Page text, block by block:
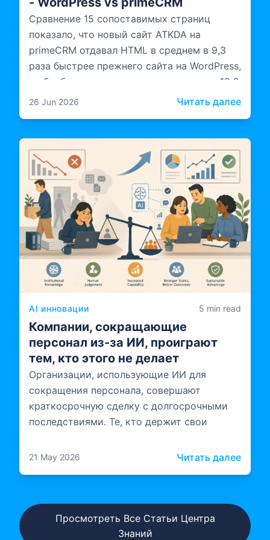
Сравнение 15 сопоставимых страниц
показало, что новый сайт ATKDA на
primeCRM отдавал HTML в среднем в 9,3
раза быстрее прежнего сайта на WordPress,
а обработка на сервере выполнялась в 10,6
раза быстрее.
26 Jun 2026 Читать далее:
AI инновации 5 min read
Компании, сокращающие
персонал из-за ИИ, проиграют
тем, кто этого не делает
Организации, использующие ИИ для
сокращения персонала, совершают
краткосрочную сделку с долгосрочными
последствиями. Те, кто держит свои
эти команды работают с ИИ, создают
21 May 2026 Читать далее:
Просмотреть Все Статьи Центра
Знаний